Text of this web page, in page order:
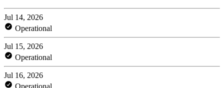
Jul 14, 2026
Operational
Jul 15, 2026
Operational
Jul 16, 2026
Operational